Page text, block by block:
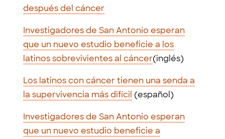
después del cáncer
Investigadores de San Antonio esperan
que un nuevo estudio beneficie a los
latinos sobrevivientes al cáncer(inglés)
Los latinos con cáncer tienen una senda a
la supervivencia más difícil (español)
Investigadores de San Antonio esperan
que un nuevo estudio beneficie a